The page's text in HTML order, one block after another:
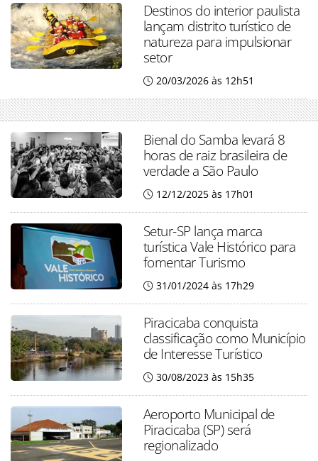
Destinos do interior paulista
lançam distrito turístico de
natureza para impulsionar
setor
20/03/2026 às 12h51
Bienal do Samba levará 8
horas de raiz brasileira de
verdade a São Paulo
12/12/2025 às 17h01
Setur-SP lança marca
turística Vale Histórico para
fomentar Turismo
31/01/2024 às 17h29
Piracicaba conquista
classificação como Município
de Interesse Turístico
30/08/2023 às 15h35
Aeroporto Municipal de
Piracicaba (SP) será
regionalizado